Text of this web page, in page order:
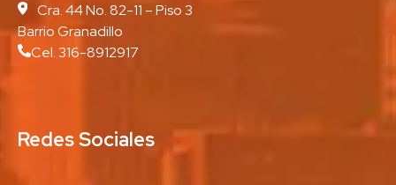
Cra. 44 No. 82-11 – Piso 3
Barrio Granadillo
Cel. 316-8912917
Redes Sociales